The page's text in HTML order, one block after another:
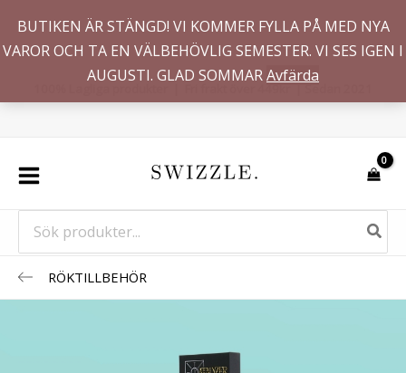
BUTIKEN ÄR STÄNGD! VI KOMMER FYLLA PÅ MED NYA
VAROR OCH TA EN VÄLBEHÖVLIG SEMESTER. VI SES IGEN I
AUGUSTI. GLAD SOMMARAvfärda
innehåll
for:
RÖKTILLBEHÖR